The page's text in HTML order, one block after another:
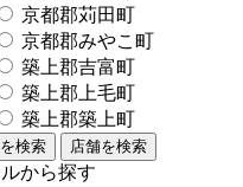
京都郡苅田町
京都郡みやこ町
築上郡吉富町
築上郡上毛町
築上郡築上町
検索 店舗を検索
から探す